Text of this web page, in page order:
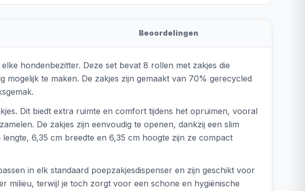
Beoordelingen
hondenbezitter. Deze set bevat 8 rollen met zakjes die
te maken. De zakjes zijn gemaakt van 70% gerecycled
Dit biedt extra ruimte en comfort tijdens het opruimen, vooral
De zakjes zijn eenvoudig te openen, dankzij een slim
6,35 cm breedte en 6,35 cm hoogte zijn ze compact
in elk standaard poepzakjesdispenser en zijn geschikt voor
milieu, terwijl je toch zorgt voor een schone en hygiënische